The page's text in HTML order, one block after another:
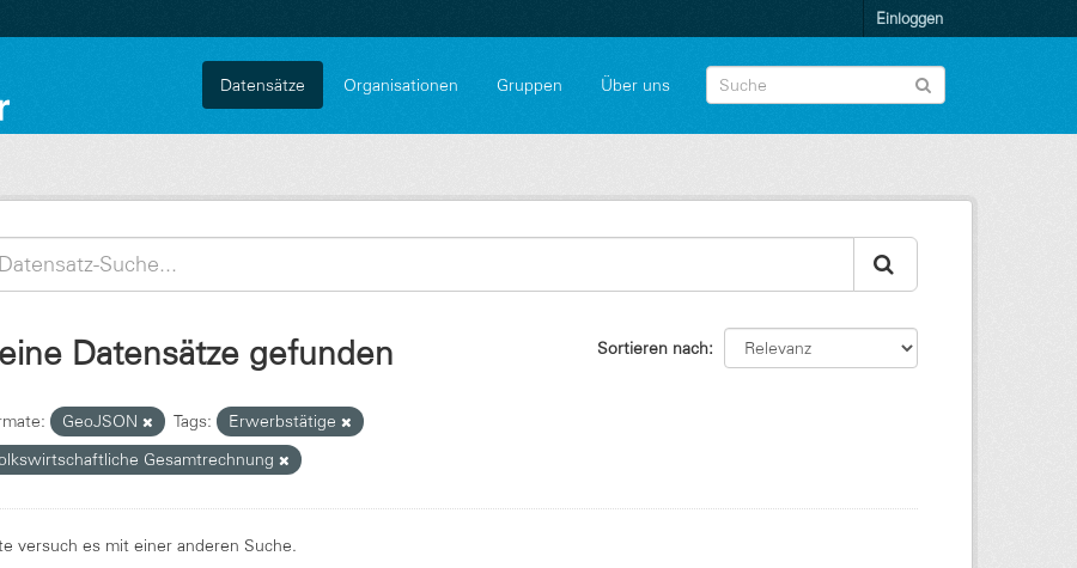
Einloggen
Datensätze Organisationen Gruppen Über uns
Sortieren nach
Datensätze gefunden
GeoJSON Tags:
Erwerbstätige
Gesamtrechnung
versuch es mit einer anderen Suche.